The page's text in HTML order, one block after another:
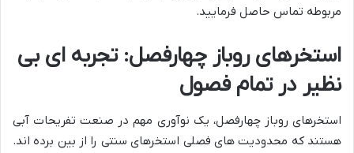
مربوطه تماس حاصل فرمایید.
استخرهای روباز چهارفصل: تجربه ای بی
نظیر در تمام فصول
استخرهای روباز چهارفصل، یک نوآوری مهم در صنعت تفریحات آبی
هستند که محدودیت های فصلی استخرهای سنتی را از بین برده اند.